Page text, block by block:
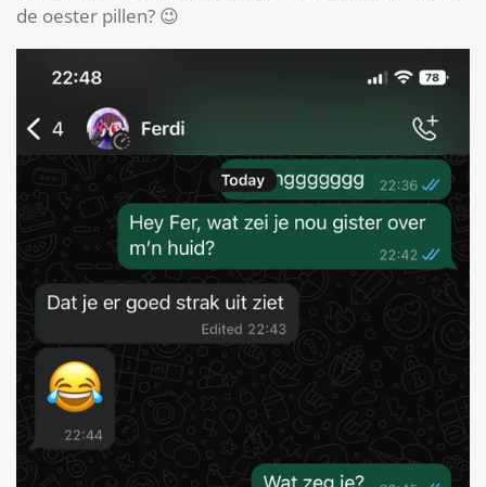
de oester pillen? 😉